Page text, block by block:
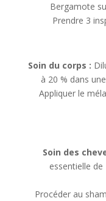
Bergamote
Prendre 3
Soin du corps :
à 20 % dans
Appliquer le
Soin des
essentielle
Procéder au